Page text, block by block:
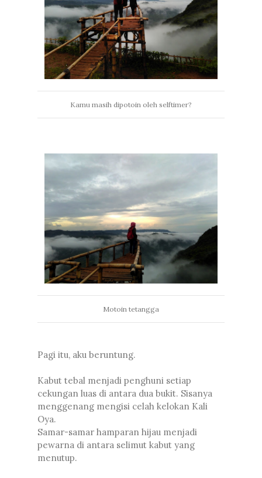
Kamu masih dipotoin oleh selftimer?
Motoin tetangga
Pagi itu, aku beruntung.
Kabut tebal menjadi penghuni setiap
cekungan luas di antara dua bukit. Sisanya
menggenang mengisi celah kelokan Kali
Oya.
Samar-samar hamparan hijau menjadi
pewarna di antara selimut kabut yang
menutup.